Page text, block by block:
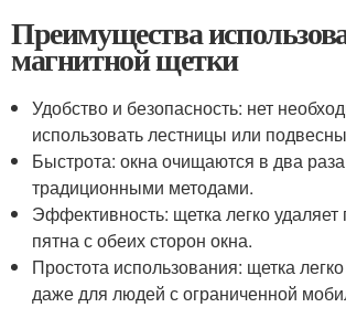
Преимущества
магнитной щетки
Удобство и безопасность: нет
использовать лестницы или
Быстрота: окна очищаются в два
традиционными методами.
Эффективность: щетка легко удаляет
пятна с обеих сторон окна.
Простота использования: щетка
даже для людей с ограниченной